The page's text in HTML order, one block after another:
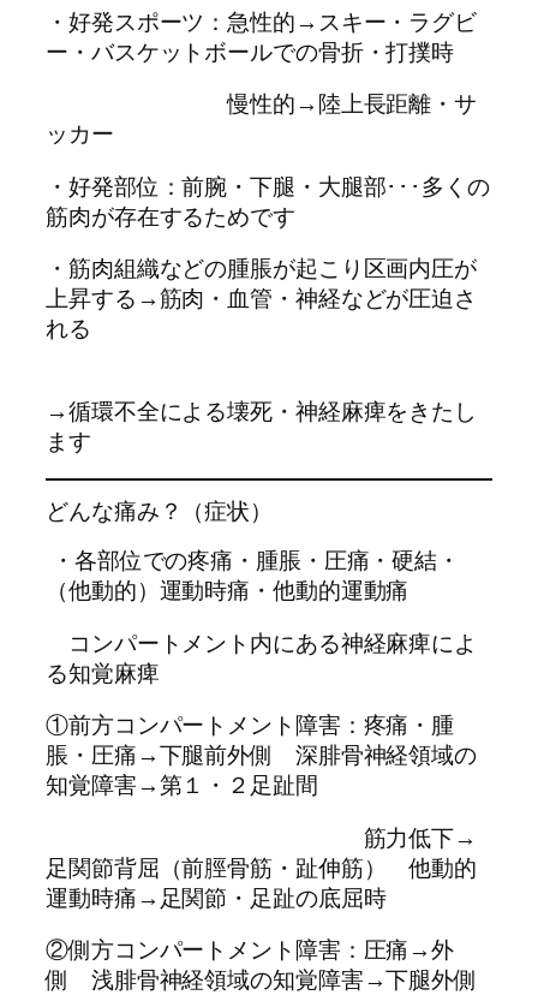
・好発スポーツ：急性的→スキー・ラグビ
ー・バスケットボールでの骨折・打撲時
慢性的→陸上長距離・サ
ッカー
・好発部位：前腕・下腿・大腿部･･･多くの
筋肉が存在するためです
・筋肉組織などの腫脹が起こり区画内圧が
上昇する→筋肉・血管・神経などが圧迫さ
れる
→循環不全による壊死・神経麻痺をきたし
ます
どんな痛み？（症状）
・各部位での疼痛・腫脹・圧痛・硬結・
（他動的）運動時痛・他動的運動痛
コンパートメント内にある神経麻痺によ
る知覚麻痺
①前方コンパートメント障害：疼痛・腫
脹・圧痛→下腿前外側 深腓骨神経領域の
知覚障害→第１・２足趾間
筋力低下→
足関節背屈（前脛骨筋・趾伸筋） 他動的
運動時痛→足関節・足趾の底屈時
②側方コンパートメント障害：圧痛→外
側 浅腓骨神経領域の知覚障害→下腿外側